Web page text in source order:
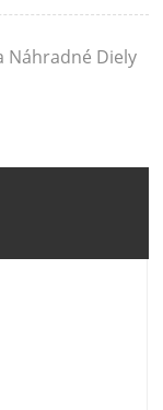
Náhradné Diely